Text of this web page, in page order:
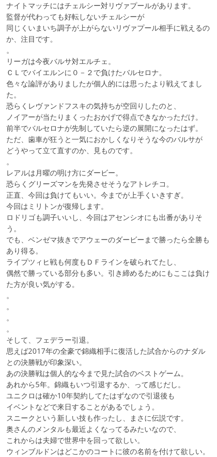
ナイトマッチにはチェルシー対リヴァプールがあります。
監督が代わっても好転しないチェルシーが
同じくいまいち調子が上がらないリヴァプール相手に戦えるの
か、注目です。
。
リーガは今夜バルサ対エルチェ。
ＣＬでバイエルンに０－２で負けたバルセロナ。
色々な論評がありましたが個人的には思ったより戦えてまし
た。
恐らくレヴァンドフスキの気持ちが空回りしたのと、
ノイアーが当たりまくったおかげで得点できなかっただけ。
前半でバルセロナが先制していたら逆の展開になったはず。
ただ、歯車が狂うと一気におかしくなりそうな今のバルサが
どうやって立て直すのか、見ものです。
。
レアルは月曜の明け方にダービー。
恐らくグリーズマンを先発させそうなアトレチコ。
正直、今回は負けてもいい。今までが上手くいきすぎ。
今回はミリトンが復帰します。
ロドリゴも調子いいし、今回はアセンシオにも出番がありそ
う。
でも、ベンゼマ抜きでアウェーのダービーまで勝ったら全勝も
あり得る。
ライプツィヒ戦も何度もＤＦラインを破られてたし、
偶然で勝っている部分も多い。引き締めるためにもここは負け
た方が良い気がする。
。
。
。
。
そして、フェデラー引退。
思えば2017年の全豪で錦織相手に復活した試合からのナダル
との決勝戦が印象深い。
あの決勝戦は個人的な今まで見た試合のベストゲーム。
あれから5年。錦織もいつ引退するか、って感じだし。
ユニクロは確か10年契約してたはずなので引退後も
イベントなどで来日することがあるでしょう。
スニークという新しい技も作ったし、まさに伝説です。
奥さんのメンタルも最近よくなってるみたいなので、
これからは夫婦で世界中を回って欲しい。
ウィンブルドンはどこかのコートに彼の名前を付けて欲しい。